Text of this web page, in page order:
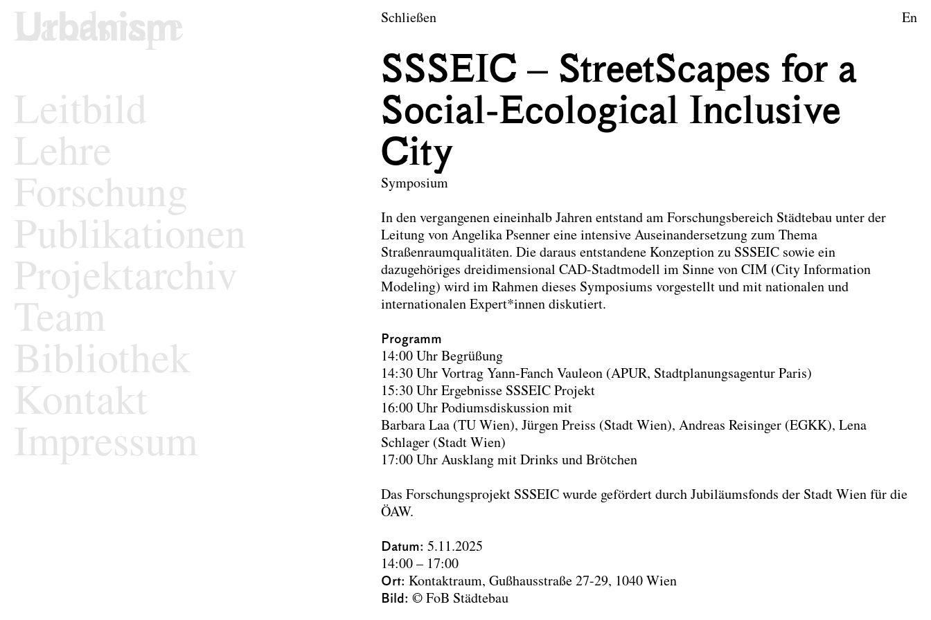
zum Inhalt springen
Städtebau und Entwerfen
Leitbild
Lehre
Forschung
Publikationen
Projektarchiv
Team
Bibliothek
Kontakt
Impressum
Schließen En
SSSEIC – StreetScapes for a
Social-Ecological Inclusive
City
Symposium
In den vergangenen eineinhalb Jahren entstand am Forschungsbereich Städtebau unter der
Leitung von Angelika Psenner eine intensive Auseinandersetzung zum Thema
Straßenraumqualitäten. Die daraus entstandene Konzeption zu SSSEIC sowie ein
dazugehöriges dreidimensional CAD-Stadtmodell im Sinne von CIM (City Information
Modeling) wird im Rahmen dieses Symposiums vorgestellt und mit nationalen und
internationalen Expert*innen diskutiert.
Programm
14:00 Uhr Begrüßung
14:30 Uhr Vortrag Yann-Fanch Vauleon (APUR, Stadtplanungsagentur Paris)
15:30 Uhr Ergebnisse SSSEIC Projekt
16:00 Uhr Podiumsdiskussion mit
Barbara Laa (TU Wien), Jürgen Preiss (Stadt Wien), Andreas Reisinger (EGKK), Lena
Schlager (Stadt Wien)
17:00 Uhr Ausklang mit Drinks und Brötchen
Das Forschungsprojekt SSSEIC wurde gefördert durch Jubiläumsfonds der Stadt Wien für die
ÖAW.
Datum 5.11.2025
14:00 – 17:00
Ort Kontaktraum, Gußhausstraße 27-29, 1040 Wien
Bild © FoB Städtebau